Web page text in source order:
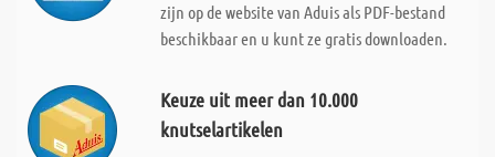
zijn op de website van Aduis als PDF-bestand
beschikbaar en u kunt ze gratis downloaden.
Keuze uit meer dan 10.000
knutselartikelen